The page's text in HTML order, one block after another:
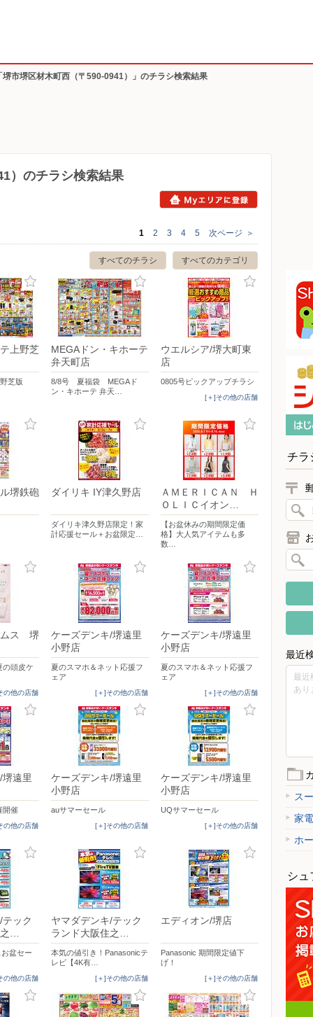
堺市堺区材木町西（〒590-0941）」のチラシ検索結果
）のチラシ検索結果
1 2 3 4 5 次ページ ＞
すべてのカテゴリ
すべてのチラシ
上野芝
芝版
MEGAドン・キホーテ
弁天町店
8/8号 夏福袋 MEGAド
ン・キホーテ 弁天…
ウエルシア/堺大町東
店
0805号ピックアップチラシ
[＋]その他の店舗
堺鉄砲 ダイリキ IY津久野店
ダイリキ津久野店限定！家
計応援セール＋お盆限定…
ＡＭＥＲＩＣＡＮ Ｈ
ＯＬＩＣイオン…
【お盆休みの期間限定価
格】大人気アイテムも多
数…
ムス 堺
頭皮ケ
の他の店舗
ケーズデンキ/堺遠里
小野店
夏のスマホ＆ネット応援フ
ェア
[＋]その他の店舗
ケーズデンキ/堺遠里
小野店
夏のスマホ＆ネット応援フ
ェア
[＋]その他の店舗
遠里
開催
の他の店舗
ケーズデンキ/堺遠里
小野店
auサマーセール
[＋]その他の店舗
ケーズデンキ/堺遠里
小野店
UQサマーセール
[＋]その他の店舗
ック
…
盆セー
の他の店舗
ヤマダデンキ/テック
ランド大阪住之…
本気の値引き！Panasonicテ
レビ【4K有…
[＋]その他の店舗
エディオン/堺店
Panasonic 期間限定値下
げ！
[＋]その他の店舗
チラ
最近
最近
あり
ス
家電
ホ
シュ